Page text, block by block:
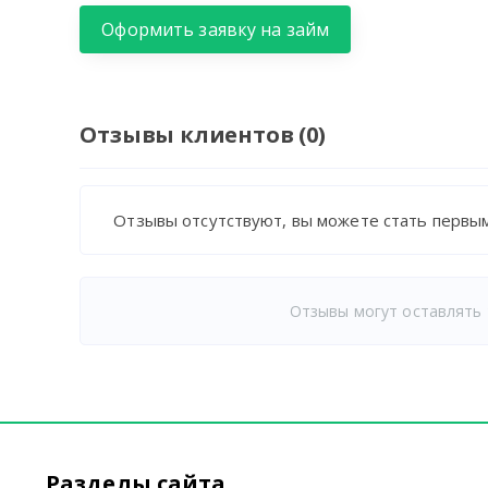
Оформить заявку на займ
Отзывы клиентов (0)
Отзывы отсутствуют, вы можете стать
Отзывы могут оставлять